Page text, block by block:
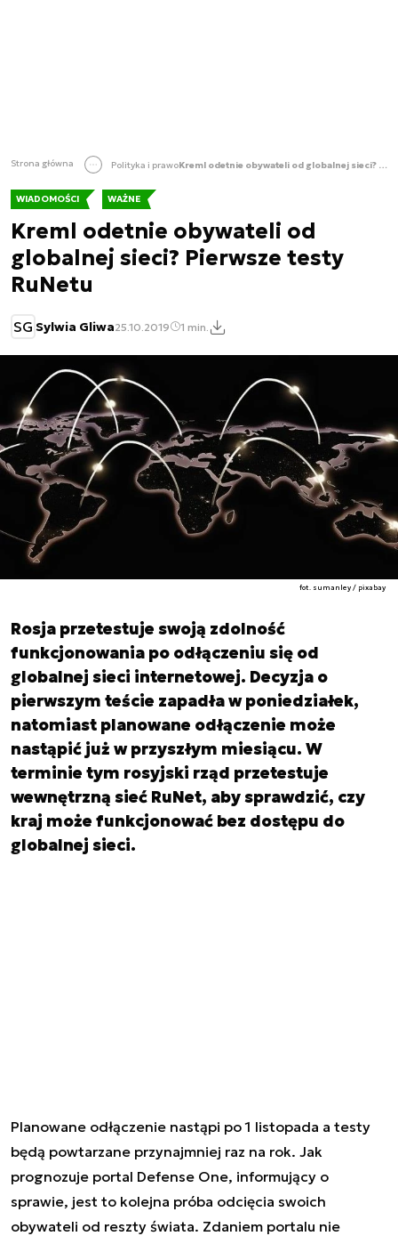
Strona główna Polityka i prawo Kreml odetnie obywateli od globalnej sieci? Pierwsze testy RuNetu
WIADOMOŚCI WAŻNE
Kreml odetnie obywateli od
globalnej sieci? Pierwsze testy
RuNetu
SG Sylwia Gliwa25.10.2019 1 min.
fot. sumanley / pixabay
Rosja przetestuje swoją zdolność
funkcjonowania po odłączeniu się od
globalnej sieci internetowej. Decyzja o
pierwszym teście zapadła w poniedziałek,
natomiast planowane odłączenie może
nastąpić już w przyszłym miesiącu. W
terminie tym rosyjski rząd przetestuje
wewnętrzną sieć RuNet, aby sprawdzić, czy
kraj może funkcjonować bez dostępu do
globalnej sieci.
Planowane odłączenie nastąpi po 1 listopada a testy
będą powtarzane przynajmniej raz na rok. Jak
prognozuje portal Defense One, informujący o
sprawie, jest to kolejna próba odcięcia swoich
obywateli od reszty świata. Zdaniem portalu nie